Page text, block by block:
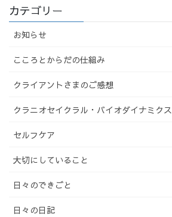
カテゴリー
お知らせ
こころとからだの仕組み
クライアントさまのご感想
クラニオセイクラル・バイオダイナミクス
セルフケア
大切にしていること
日々のできごと
日々の日記